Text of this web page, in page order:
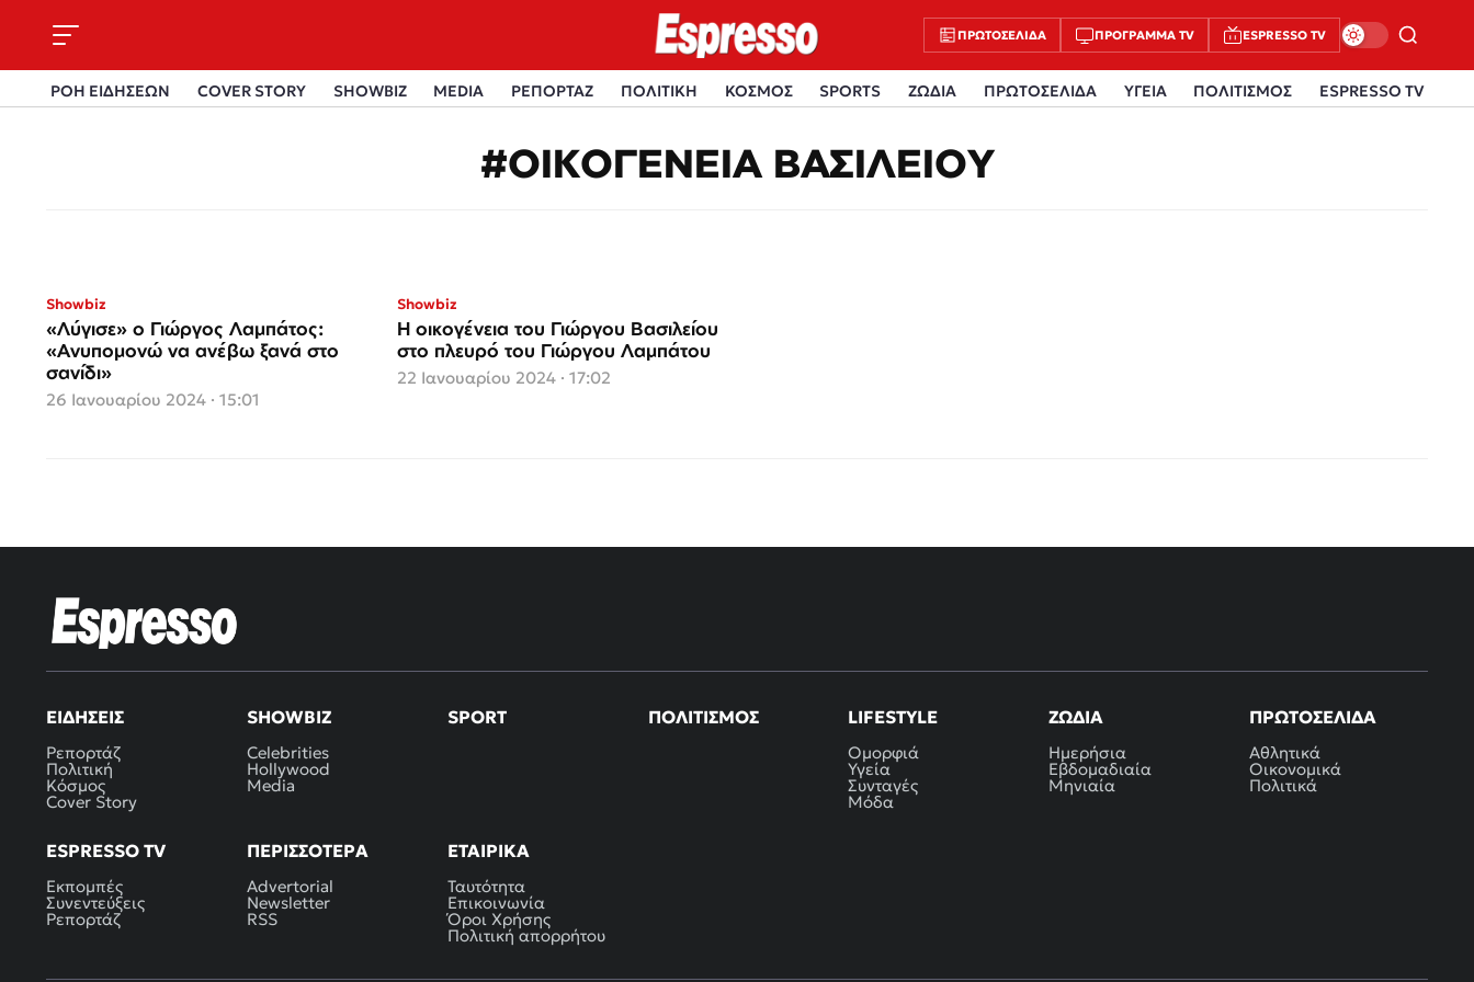
ΠΡΩΤΟΣΈΛΙΔΑ ΠΡΌΓΡΑΜΜΑ TV ESPRESSO TV
ΡΟΗ ΕΙΔΗΣΕΩΝ COVER STORY SHOWBIZ MEDIA ΡΕΠΟΡΤΑΖ ΠΟΛΙΤΙΚΗ ΚΟΣΜΟΣ SPORTS ΖΩΔΙΑ ΠΡΩΤΟΣΕΛΙΔΑ ΥΓΕΙΑ ΠΟΛΙΤΙΣΜΟΣ ESPRESSO TV
#ΟΙΚΟΓΕΝΕΙΑ ΒΑΣΙΛΕΙΟΥ
Showbiz
«Λύγισε» ο Γιώργος Λαμπάτος:
«Ανυπομονώ να ανέβω ξανά στο
σανίδι»
26 Ιανουαρίου 2024 · 15:01
Showbiz
Η οικογένεια του Γιώργου Βασιλείου
στο πλευρό του Γιώργου Λαμπάτου
22 Ιανουαρίου 2024 · 17:02
ΕΙΔΉΣΕΙΣ
Ρεπορτάζ
Πολιτική
Κόσμος
Cover Story
SHOWBIZ
Celebrities
Hollywood
Media
SPORT ΠΟΛΙΤΙΣΜΌΣ LIFESTYLE
Ομορφιά
Υγεία
Συνταγές
Μόδα
ΖΏΔΙΑ
Ημερήσια
Εβδομαδιαία
Μηνιαία
ΠΡΩΤΟΣΈΛΙΔΑ
Αθλητικά
Οικονομικά
Πολιτικά
ESPRESSO TV
Εκπομπές
Συνεντεύξεις
Ρεπορτάζ
ΠΕΡΙΣΣΌΤΕΡΑ
Advertorial
Newsletter
RSS
ΕΤΑΙΡΙΚΆ
Ταυτότητα
Επικοινωνία
Όροι Χρήσης
Πολιτική απορρήτου